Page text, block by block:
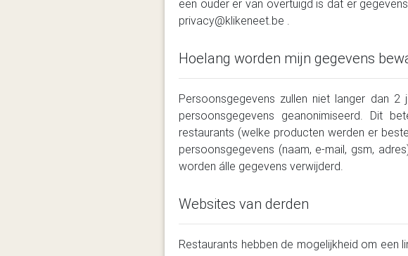
een ouder er van overtuigd is dat er
privacy@klikeneet.be .
Hoelang worden mijn gegevens
Persoonsgegevens zullen niet langer dan
persoonsgegevens geanonimiseerd. Dit
restaurants (welke producten werden er
persoonsgegevens (naam, e-mail, gsm,
worden álle gegevens verwijderd.
Websites van derden
Restaurants hebben de mogelijkheid om